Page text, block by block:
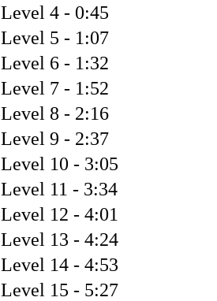
Level 4 - 0:45
Level 5 - 1:07
Level 6 - 1:32
Level 7 - 1:52
Level 8 - 2:16
Level 9 - 2:37
Level 10 - 3:05
Level 11 - 3:34
Level 12 - 4:01
Level 13 - 4:24
Level 14 - 4:53
Level 15 - 5:27